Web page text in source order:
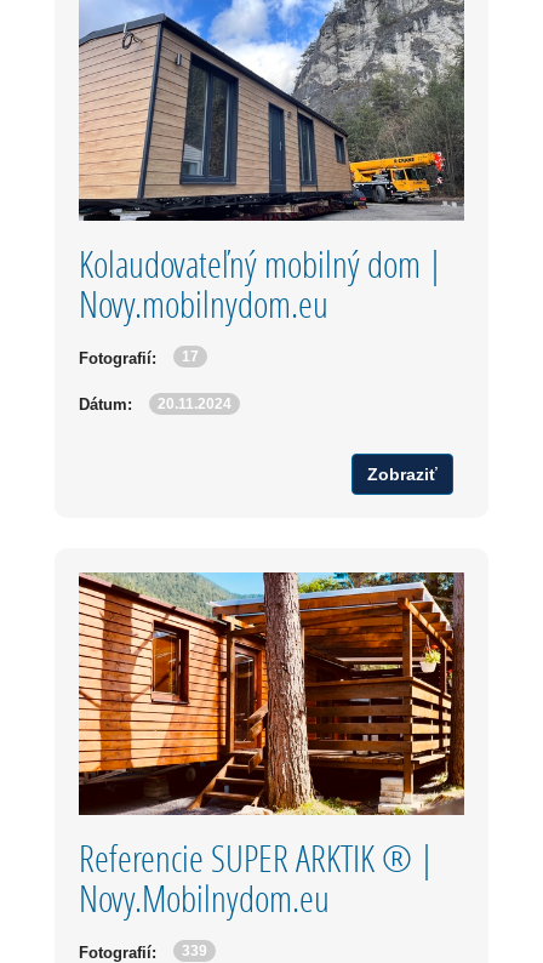
Kolaudovateľný mobilný dom |
Novy.mobilnydom.eu
Fotografií: 17
Dátum: 20.11.2024
Zobraziť
Referencie SUPER ARKTIK ® |
Novy.Mobilnydom.eu
Fotografií: 339